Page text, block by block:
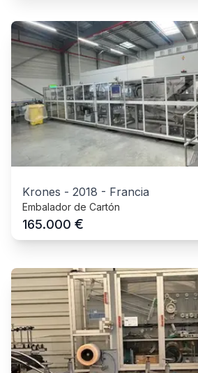
Krones - 2018 - Francia
Embalador de Cartón
165.000 €